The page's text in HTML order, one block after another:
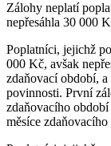
Zálohy neplatí
nepřesáhla 30 000
Poplatníci, jejichž
000 Kč, avšak
zdaňovací období,
povinnosti. První
zdaňovacího
měsíce